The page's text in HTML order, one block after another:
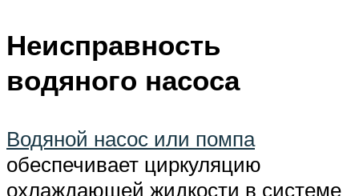
Неисправность
водяного насоса
Водяной насос или помпа
обеспечивает циркуляцию
охлаждающей жидкости в системе